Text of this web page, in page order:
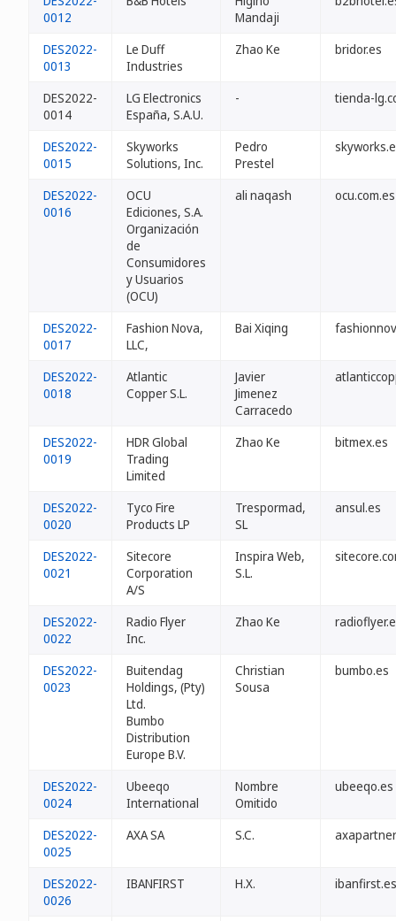
0012
Mandaji
DES2022-
0013
Le Duff
Industries
Zhao Ke bridor.es
DES2022-
0014
LG Electronics
España, S.A.U.
- tienda-
DES2022-
0015
Skyworks
Solutions, Inc.
Pedro
Prestel
DES2022-
0016
OCU
Ediciones, S.A.
Organización
de
Consumidores
y Usuarios
(OCU)
ali naqash ocu.com.es
DES2022-
0017
Fashion Nova,
LLC,
Bai Xiqing
DES2022-
0018
Atlantic
Copper S.L.
Javier
Jimenez
Carracedo
DES2022-
0019
HDR Global
Trading
Limited
Zhao Ke bitmex.es
DES2022-
0020
Tyco Fire
Products LP
Trespormad,
SL
ansul.es
DES2022-
0021
Sitecore
Corporation
A/S
Inspira Web,
S.L.
DES2022-
0022
Radio Flyer
Inc.
Zhao Ke
DES2022-
0023
Buitendag
Holdings, (Pty)
Ltd.
Bumbo
Distribution
Europe B.V.
Christian
Sousa
bumbo.es
DES2022-
0024
Ubeeqo
International
Nombre
Omitido
ubeeqo.es
DES2022-
0025
AXA SA S.C.
DES2022-
0026
IBANFIRST H.X. ibanfirst.es